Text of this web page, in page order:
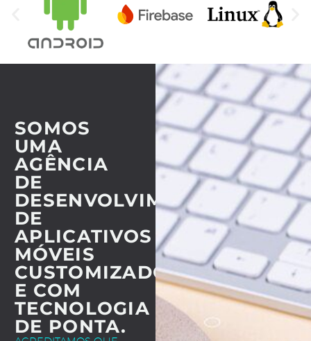
SOMOS
UMA
AGÊNCIA
DE
DESENVOLVIMENTO
DE
APLICATIVOS
MÓVEIS
CUSTOMIZADOS
E COM
TECNOLOGIA
DE PONTA.